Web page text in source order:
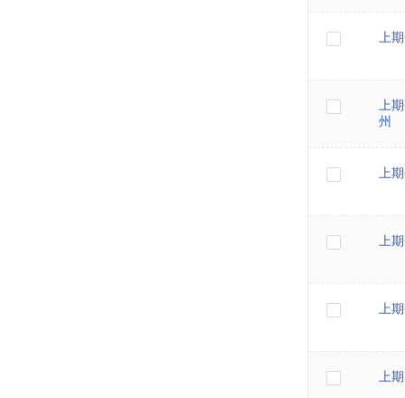
上
上
州
上
上
上
上